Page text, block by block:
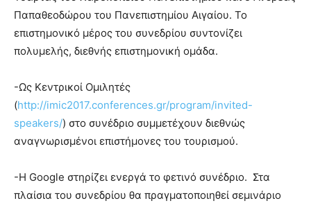
Παπαθεοδώρου του Πανεπιστημίου Αιγαίου. To
επιστημονικό μέρος του συνεδρίου συντονίζει
πολυμελής, διεθνής επιστημονική ομάδα.
-Ως Κεντρικοί Ομιλητές
(http://imic2017.conferences.gr/program/invited-
speakers/) στο συνέδριο συμμετέχουν διεθνώς
αναγνωρισμένοι επιστήμονες του τουρισμού.
-H Google στηρίζει ενεργά το φετινό συνέδριο. Στα
πλαίσια του συνεδρίου θα πραγματοποιηθεί σεμινάριο